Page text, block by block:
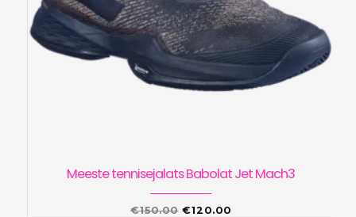
Meeste tennisejalats Babolat Jet Mach3
€150.00 Algne
€120.00